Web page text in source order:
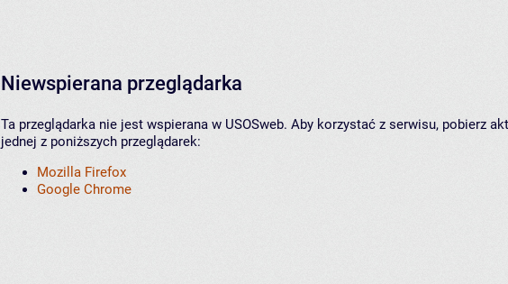
Niewspierana przeglądarka
Ta przeglądarka nie jest wspierana w USOSweb. Aby korzystać z serwisu, pobierz
jednej z poniższych przeglądarek:
Mozilla Firefox
Google Chrome